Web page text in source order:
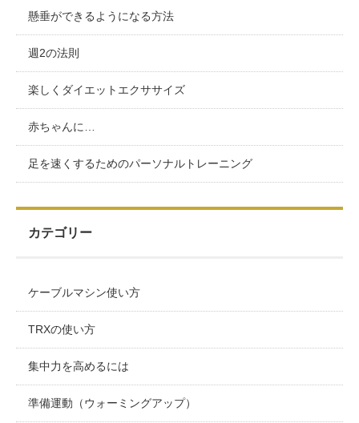
懸垂ができるようになる方法
週2の法則
楽しくダイエットエクササイズ
赤ちゃんに…
足を速くするためのパーソナルトレーニング
カテゴリー
ケーブルマシン使い方
TRXの使い方
集中力を高めるには
準備運動（ウォーミングアップ）